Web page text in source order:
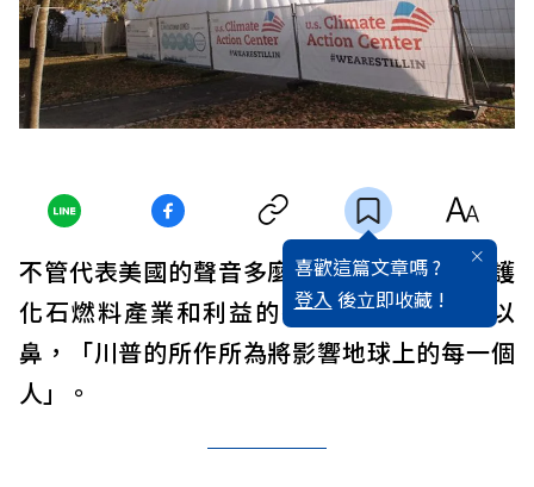
喜歡這篇文章嗎 ?
登入 後立即收藏 !
不管代表美國的聲音多麼分歧、川普政府擁護
化石燃料產業和利益的行動讓多少人嗤之以
鼻，「川普的所作所為將影響地球上的每一個
人」。